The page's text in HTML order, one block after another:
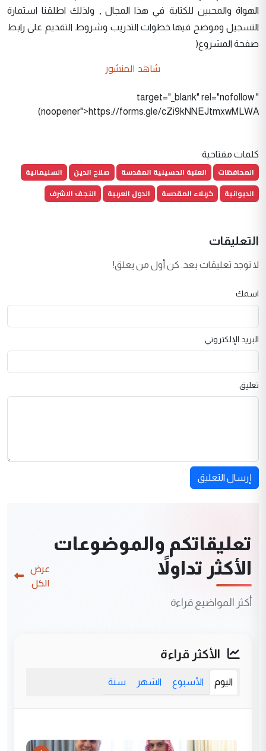
الهواة والمحبين للكتابة في هذا المجال , ولذلك اطلقنا استمارة
التسجيل وموضح فيها خطوات التدريب وشروط التقديم على رابط
صفحة المشروع(
شاهد المنشور
" target="_blank" rel="nofollow
noopener">https://forms.gle/cZi9kNNEJtmxwMLWA)
كلمات مفتاحية
المحافظات العتبة الحسينية المقدسة صلاح الدين
السليمانية
الديوانية
كربلاء المقدسة الدول العربية النجف الاشرف
التعليقات
لا توجد تعليقات بعد. كن أول من يعلق!
اسمك
البريد الإلكتروني
تعليق
إرسال التعليق
تعليقاتكم والموضوعات
الأكثر تداولاً
أكثر المواضيع قراءة
عرض
الكل
الأكثر قراءة
اليوم الأسبوع الشهر سنة